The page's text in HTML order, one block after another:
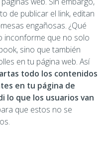
de publicar el link, editan
engañosas. ¿Qué
inconforme que no solo
sino que también
en tu página web. Así
todo los contenidos
en tu página de
lo que los usuarios van
que estos no se